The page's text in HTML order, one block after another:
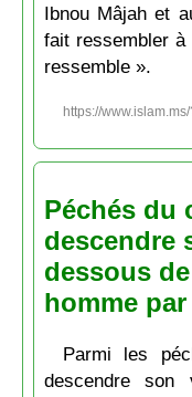
Ibnou Mâjah et
fait ressembler
ressemble ».
https://
Péchés du
descendre
dessous
homme
Parmi les
descendre